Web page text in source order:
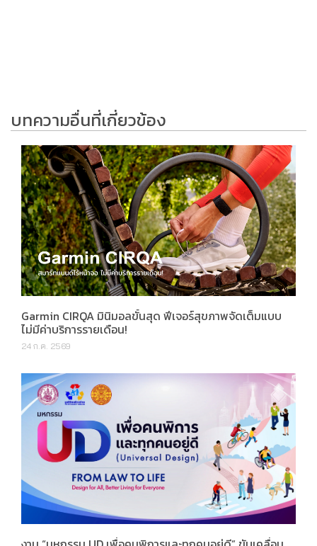
บทความอื่นที่เกี่ยวข้อง
Garmin CIRQA มินิมอลขั้นสุด ฟีเจอร์สุขภาพจัดเต็มแบบ
ไม่มีค่าบริการรายเดือน!
24 ก.ค. 2569